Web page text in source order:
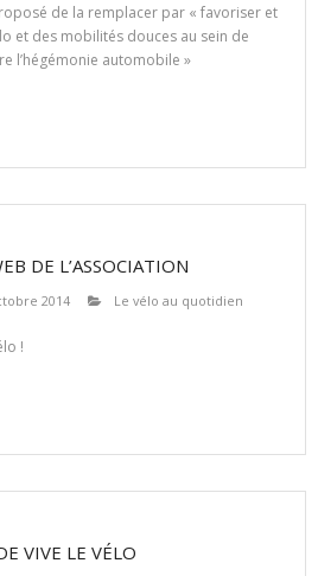
de la remplacer par « favoriser et
et des mobilités douces au sein de
l’hégémonie automobile »
DE L’ASSOCIATION
2014 Le vélo au quotidien
!
VIVE LE VÉLO